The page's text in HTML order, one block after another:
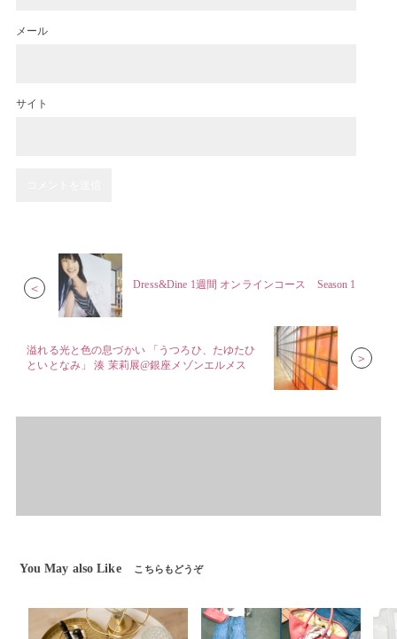
メール
サイト
＜ Dress&Dine 1週間 オンラインコース Season 1
溢れる光と色の息づかい 「うつろひ、たゆたひ
といとなみ」 湊 茉莉展@銀座メゾンエルメス
＞
You May also Like こちらもどうぞ